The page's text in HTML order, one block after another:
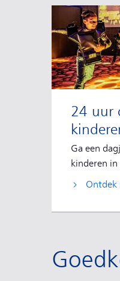
24 uur
Ga een
kinderen
Ontdek